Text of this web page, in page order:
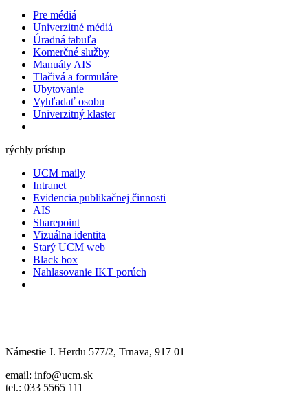
Pre médiá
Univerzitné médiá
Úradná tabuľa
Komerčné služby
Manuály AIS
Tlačivá a formuláre
Ubytovanie
Vyhľadať osobu
Univerzitný klaster
rýchly prístup
UCM maily
Intranet
Evidencia publikačnej činnosti
AIS
Sharepoint
Vizuálna identita
Starý UCM web
Black box
Nahlasovanie IKT porúch
Námestie J. Herdu 577/2, Trnava, 917 01
email: info@ucm.sk
tel.: 033 5565 111